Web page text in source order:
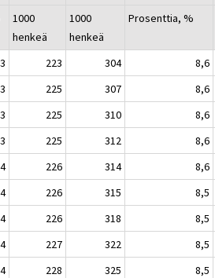
1000
henkeä
1000
henkeä
Prosenttia, %
223 304 8,6
225 307 8,6
225 310 8,6
225 312 8,6
226 314 8,6
226 315 8,5
226 318 8,5
227 322 8,5
228 325 8,5